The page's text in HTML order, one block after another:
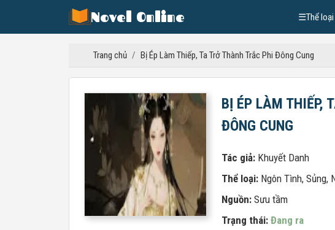
Novel Online ☰Thể loại
Trang chủ / Bị Ép Làm Thiếp, Ta Trở Thành Trắc Phi Đông Cung
BỊ ÉP LÀM THIẾP,
ĐÔNG CUNG
Tác giả: Khuyết Danh
Thể loại: Ngôn Tình, Sủng,
Nguồn: Sưu tầm
Trạng thái: Đang ra